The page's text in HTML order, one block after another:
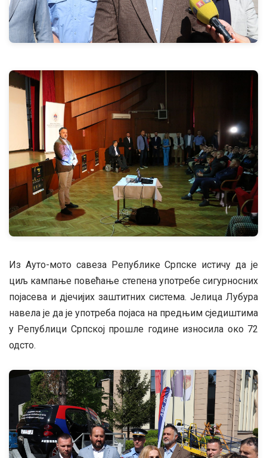
Из Ауто-мото савеза Републике Српске истичу да је
циљ кампање повећање степена употребе сигурносних
појасева и дјечијих заштитних система. Јелица Лубура
навела је да је употреба појаса на предњим сједиштима
у Републици Српској прошле године износила око 72
одсто.